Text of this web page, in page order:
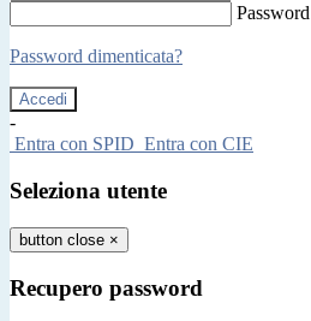
Password
Password dimenticata?
-
Entra con SPID Entra con CIE
Seleziona utente
button close ×
Recupero password